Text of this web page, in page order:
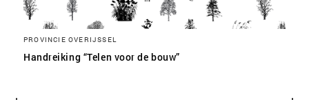
PROVINCIE OVERIJSSEL
Handreiking “Telen voor de bouw”